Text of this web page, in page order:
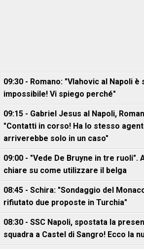
09:30 - Romano: "Vlahovic al Napoli
impossibile! Vi spiego perché"
09:15 - Gabriel Jesus al Napoli,
"Contatti in corso! Ha lo stesso
arriverebbe solo in un caso"
09:00 - "Vede De Bruyne in tre ruoli".
chiare su come utilizzare il belga
08:45 - Schira: "Sondaggio del
rifiutato due proposte in Turchia"
08:30 - SSC Napoli, spostata la
squadra a Castel di Sangro! Ecco la